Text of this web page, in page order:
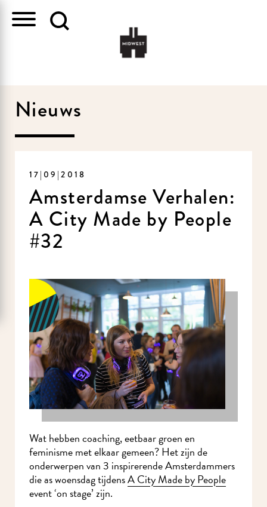
Nieuws
17|09|2018
Amsterdamse Verhalen:
A City Made by People
#32
Wat hebben coaching, eetbaar groen en
feminisme met elkaar gemeen? Het zijn de
onderwerpen van 3 inspirerende Amsterdammers
die as woensdag tijdensA City Made by People
event ‘on stage’ zijn.